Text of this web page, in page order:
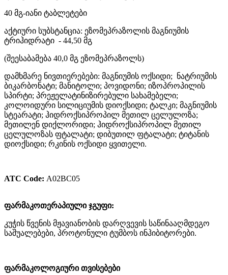
40 მგ-იანი ტაბლეტები
აქტიური სუბსტანცია: ეზომეპრაზოლის მაგნიუმის
ტრიჰიდრატი - 44,50 მგ
(შეესაბამება 40,0 მგ ეზომეპრაზოლს)
დამხმარე ნივთიერებები: მაგნიუმის ოქსიდი; ნატრიუმის
ბიკარბონატი; მანიტოლი; პოვიდონი; იზოპროპილის
სპირტი; პრეჟელატინიზირებული სახამებელი;
კოლოიდური სილიციუმის დიოქსიდი; ტალკი; მაგნიუმის
სტეარატი; ჰიდროქსიპროპილ მეთილ ცელულოზა;
მეთილენ დიქლორიდი; ჰიდროქსიპროპილ მეთილ
ცელულოზას ფტალატი; დიბუთილ ფტალატი; ტიტანის
დიოქსიდი; რკინის ოქსიდი ყვითელი.
ATC Code: А02ВС05
ფარმაკოთერაპიული ჯგუფი:
კუჭის წვენის მჟავიანობის დარღვევის საწინააღმდეგო
საშუალებები, პროტონული ტუმბოს ინჰიბიტორები.
ფარმაკოლოგიური თვისებები